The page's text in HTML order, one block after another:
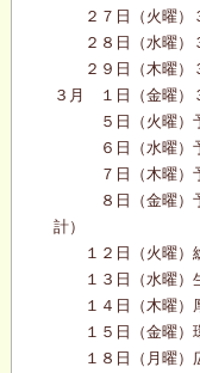
２７日（火曜）３
２８日（水曜）３
２９日（木曜）３
３月 １日（金曜）
５日（火曜）予
６日（水曜）予
７日（木曜）予
８日（金曜）予
計）
１２日（火曜）
１３日（水曜）
１４日（木曜）
１５日（金曜）
１８日（月曜）